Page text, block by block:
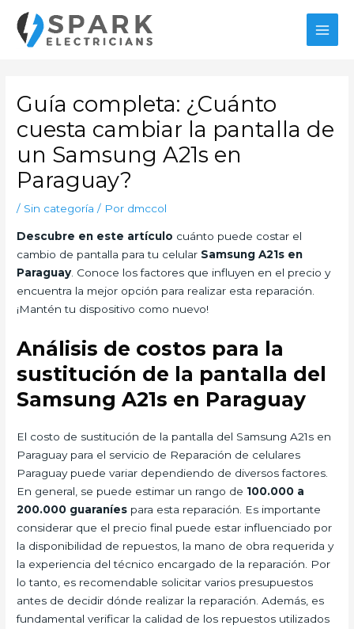
contenido
Guía completa: ¿Cuánto
cuesta cambiar la pantalla de
un Samsung A21s en
Paraguay?
/ Sin categoría / Por dmccol
Descubre en este artículo cuánto puede costar el
cambio de pantalla para tu celular Samsung A21s en
Paraguay . Conoce los factores que influyen en el precio y
encuentra la mejor opción para realizar esta reparación.
¡Mantén tu dispositivo como nuevo!
Análisis de costos para la
sustitución de la pantalla del
Samsung A21s en Paraguay
El costo de sustitución de la pantalla del Samsung A21s en
Paraguay para el servicio de Reparación de celulares
Paraguay puede variar dependiendo de diversos factores.
En general, se puede estimar un rango de 100.000 a
200.000 guaraníes para esta reparación. Es importante
considerar que el precio final puede estar influenciado por
la disponibilidad de repuestos, la mano de obra requerida y
la experiencia del técnico encargado de la reparación. Por
lo tanto, es recomendable solicitar varios presupuestos
antes de decidir dónde realizar la reparación. Además, es
fundamental verificar la calidad de los repuestos utilizados